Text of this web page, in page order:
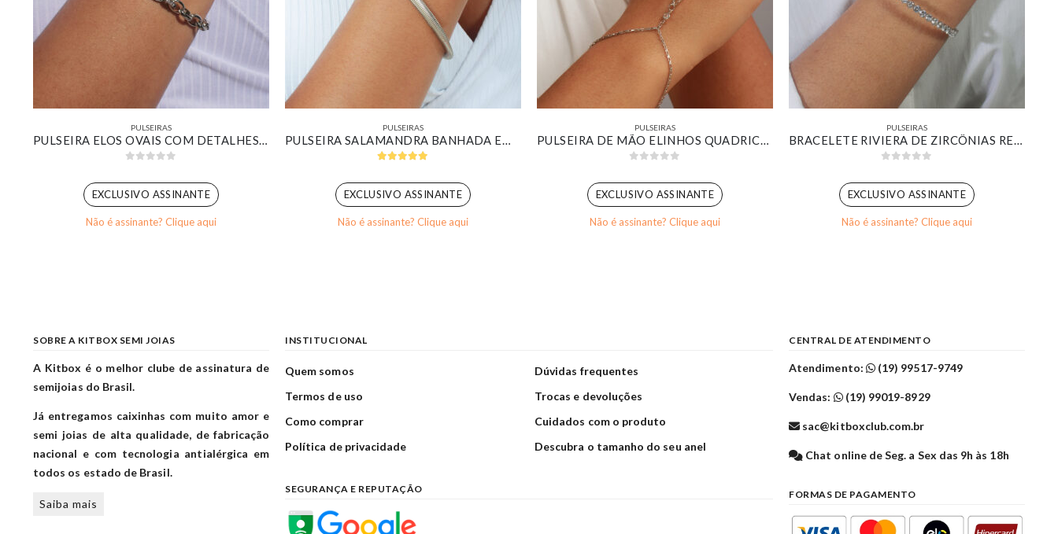
PULSEIRAS
PULSEIRA ELOS OVAIS COM DETALHES CRAVEJADO BANHADO EM OURO BRANCO
EXCLUSIVO ASSINANTE
Não é assinante? Clique aqui
PULSEIRAS
PULSEIRA SALAMANDRA BANHADA EM OURO BRANCO
EXCLUSIVO ASSINANTE
Não é assinante? Clique aqui
PULSEIRAS
PULSEIRA DE MÃO ELINHOS QUADRICULADOS BANHADO EM OURO BRANCO
EXCLUSIVO ASSINANTE
Não é assinante? Clique aqui
PULSEIRAS
BRACELETE RIVIERA DE ZIRCÔNIAS REDONDAS CRISTAL BANHADO EM OURO BRANCO
EXCLUSIVO ASSINANTE
Não é assinante? Clique aqui
SOBRE A KITBOX SEMI JOIAS
A Kitbox é o melhor clube de assinatura de
semijoias do Brasil.
Já entregamos caixinhas com muito amor e
semi joias de alta qualidade, de fabricação
nacional e com tecnologia antialérgica em
todos os estado de Brasil.
Saiba mais
INSTITUCIONAL
Quem somos
Termos de uso
Como comprar
Política de privacidade
Dúvidas frequentes
Trocas e devoluções
Cuidados com o produto
Descubra o tamanho do seu anel
SEGURANÇA E REPUTAÇÃO
CENTRAL DE ATENDIMENTO
Atendimento: (19) 99517-9749
Vendas: (19) 99019-8929
sac@kitboxclub.com.br
Chat online de Seg. a Sex das 9h às 18h
FORMAS DE PAGAMENTO